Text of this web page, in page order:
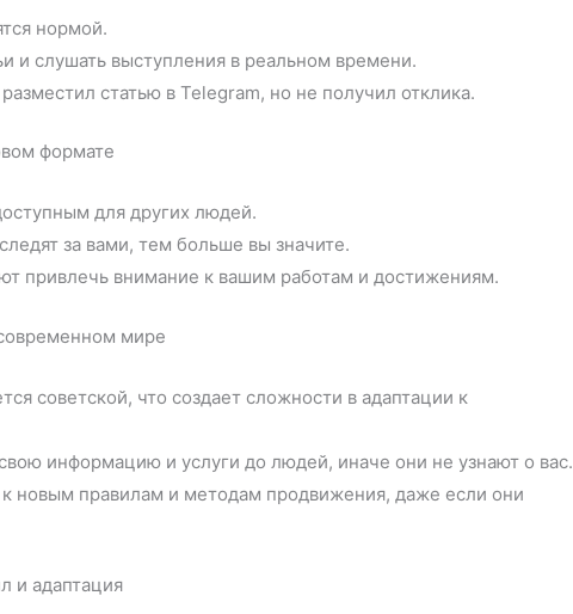
нормой.
и слушать выступления в реальном времени.
статью в Telegram, но не получил отклика.
формате
для других людей.
за вами, тем больше вы значите.
привлечь внимание к вашим работам и достижениям.
мире
советской, что создает сложности в адаптации к
информацию и услуги до людей, иначе они не узнают о вас.
к новым правилам и методам продвижения, даже если они
и адаптация